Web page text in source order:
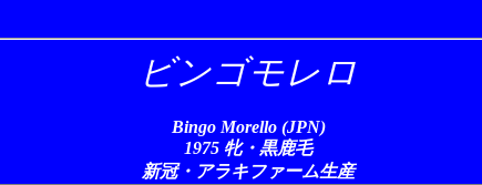
ビンゴモレロ
Bingo Morello (JPN)
1975 牝・黒鹿毛
新冠・アラキファーム生産